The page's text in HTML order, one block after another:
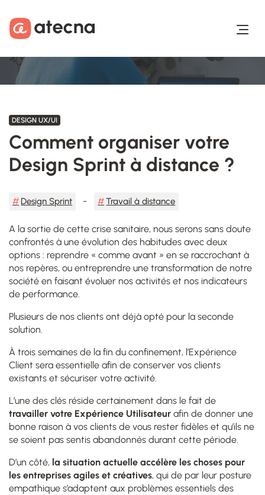
DESIGN UX/UI
Comment organiser votre
Design Sprint à distance ?
Design Sprint Travail à distance
A la sortie de cette crise sanitaire, nous serons sans doute
confrontés à une évolution des habitudes avec deux
options : reprendre « comme avant » en se raccrochant à
nos repères, ou entreprendre une transformation de notre
société en faisant évoluer nos activités et nos indicateurs
de performance.
Plusieurs de nos clients ont déjà opté pour la seconde
solution.
À trois semaines de la fin du confinement, l’Expérience
Client sera essentielle afin de conserver vos clients
existants et sécuriser votre activité.
L’une des clés réside certainement dans le fait de
travailler votre Expérience Utilisateur afin de donner une
bonne raison à vos clients de vous rester fidèles et qu’ils ne
se soient pas sentis abandonnés durant cette période.
D’un côté, la situation actuelle accélère les choses pour
les entreprises agiles et créatives, qui de par leur posture
empathique s’adaptent aux problèmes essentiels des